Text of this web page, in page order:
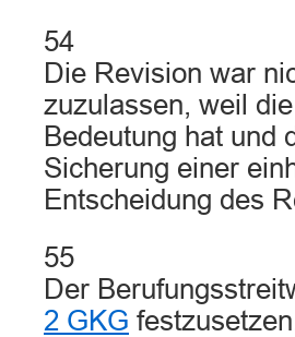
54
Die Revision war
zuzulassen, weil
Bedeutung hat und
Sicherung einer
Entscheidung des
55
Der
2 GKG